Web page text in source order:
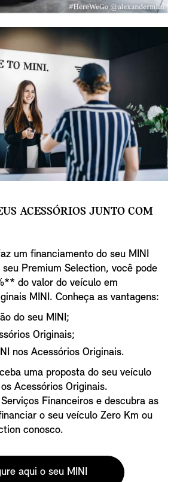
ACESSÓRIOS JUNTO COM
um financiamento do seu MINI
Premium Selection, você pode
do valor do veículo em
MINI. Conheça as vantagens:
do seu MINI;
Originais;
nos Acessórios Originais.
uma proposta do seu veículo
Acessórios Originais.
Financeiros e descubra as
o seu veículo Zero Km ou
conosco.
aqui o seu MINI